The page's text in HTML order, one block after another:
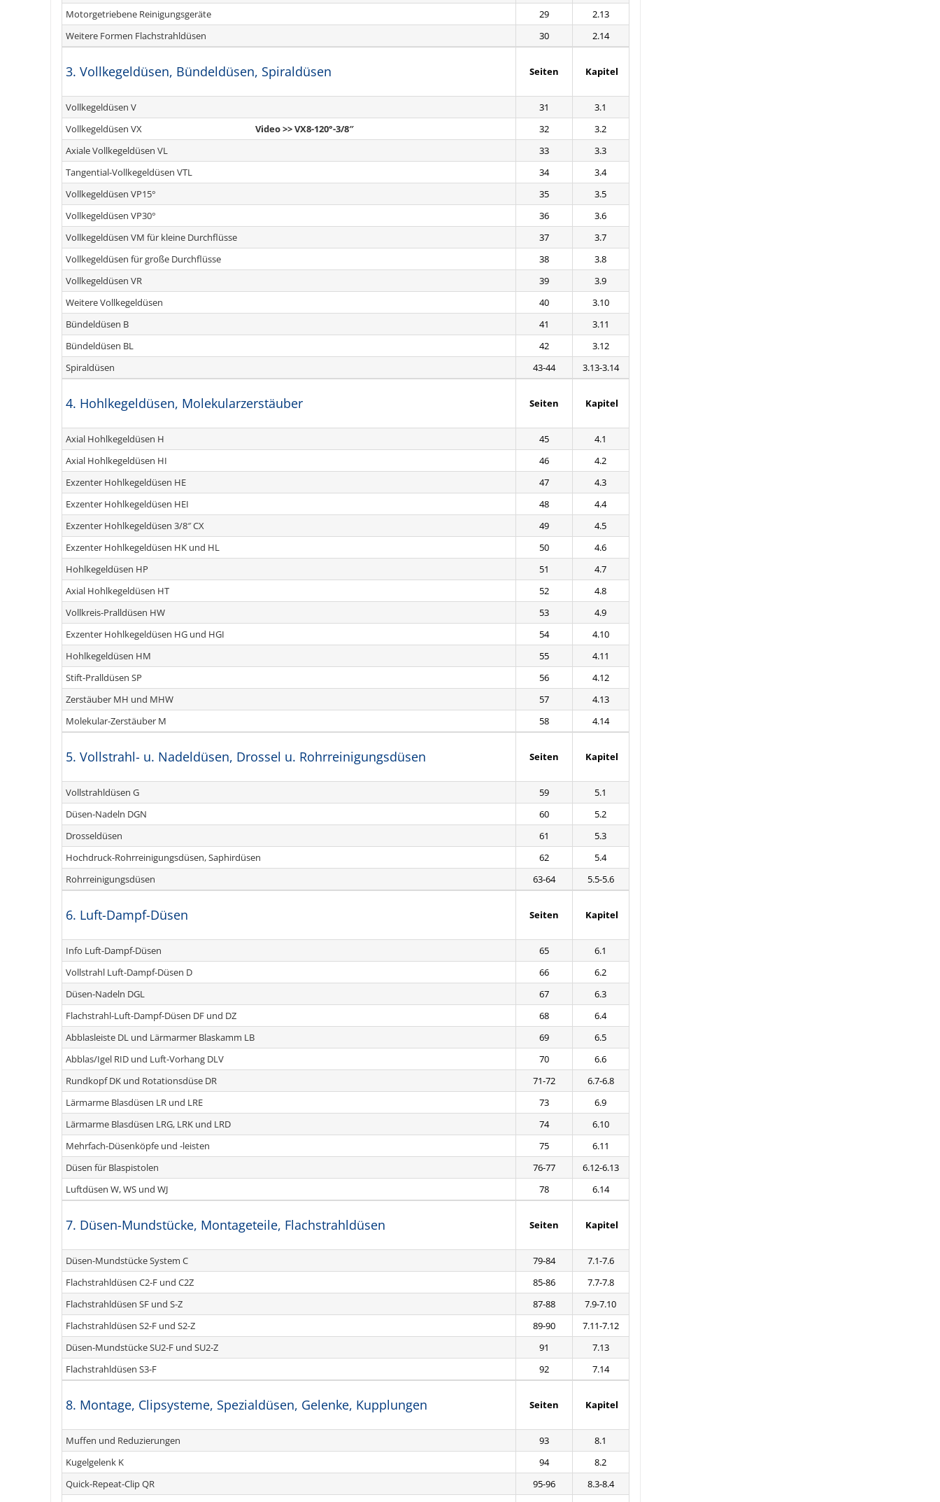
Motorgetriebene Reinigungsgeräte
29
2.13
Weitere Formen Flachstrahldüsen
30 2.14
3. Vollkegeldüsen, Bündeldüsen, Spiraldüsen Seiten Kapitel
Vollkegeldüsen V 31
3.1
Vollkegeldüsen VX
Video >> VX8-120°-3/8″ 32
3.2
Axiale Vollkegeldüsen VL
33
3.3
Tangential-Vollkegeldüsen VTL
34
3.4
Vollkegeldüsen VP15°
35
3.5
Vollkegeldüsen VP30°
36
3.6
Vollkegeldüsen VM für kleine Durchflüsse
37
3.7
Vollkegeldüsen für große Durchflüsse
38
3.8
Vollkegeldüsen VR
39
3.9
Weitere Vollkegeldüsen
40
3.10
Bündeldüsen B
41
3.11
Bündeldüsen BL
42
3.12
Spiraldüsen
43-44 3.13-3.14
4. Hohlkegeldüsen, Molekularzerstäuber Seiten Kapitel
Axial Hohlkegeldüsen H 45
4.1
Axial Hohlkegeldüsen HI
46
4.2
Exzenter Hohlkegeldüsen HE
47
4.3
Exzenter Hohlkegeldüsen HEI
48
4.4
Exzenter Hohlkegeldüsen 3/8″ CX
49
4.5
Exzenter Hohlkegeldüsen HK und HL
50
4.6
Hohlkegeldüsen HP
51
4.7
Axial Hohlkegeldüsen HT
52
4.8
Vollkreis-Pralldüsen HW
53
4.9
Exzenter Hohlkegeldüsen HG und HGI
54
4.10
Hohlkegeldüsen HM
55
4.11
Stift-Pralldüsen SP
56
4.12
Zerstäuber MH und MHW
57
4.13
Molekular-Zerstäuber M
58 4.14
5. Vollstrahl- u. Nadeldüsen, Drossel u. Rohrreinigungsdüsen Seiten Kapitel
Vollstrahldüsen G 59
5.1
Düsen-Nadeln DGN
60
5.2
Drosseldüsen
61
5.3
Hochdruck-Rohrreinigungsdüsen, Saphirdüsen
62
5.4
Rohrreinigungsdüsen
63-64 5.5-5.6
6. Luft-Dampf-Düsen Seiten Kapitel
Info Luft-Dampf-Düsen 65
6.1
Vollstrahl Luft-Dampf-Düsen D
66
6.2
Düsen-Nadeln DGL
67
6.3
Flachstrahl-Luft-Dampf-Düsen DF und DZ
68
6.4
Abblasleiste DL und Lärmarmer Blaskamm LB
69
6.5
Abblas/Igel RID und Luft-Vorhang DLV
70
6.6
Rundkopf DK und Rotationsdüse DR
71-72
6.7-6.8
Lärmarme Blasdüsen LR und LRE
73
6.9
Lärmarme Blasdüsen LRG, LRK und LRD
74
6.10
Mehrfach-Düsenköpfe und -leisten
75
6.11
Düsen für Blaspistolen
76-77
6.12-6.13
Luftdüsen W, WS und WJ
78 6.14
7. Düsen-Mundstücke, Montageteile, Flachstrahldüsen Seiten Kapitel
Düsen-Mundstücke System C 79-84
7.1-7.6
Flachstrahldüsen C2-F und C2Z
85-86
7.7-7.8
Flachstrahldüsen SF und S-Z
87-88
7.9-7.10
Flachstrahldüsen S2-F und S2-Z
89-90
7.11-7.12
Düsen-Mundstücke SU2-F und SU2-Z
91
7.13
Flachstrahldüsen S3-F
92 7.14
8. Montage, Clipsysteme, Spezialdüsen, Gelenke, Kupplungen Seiten Kapitel
Muffen und Reduzierungen 93
8.1
Kugelgelenk K
94
8.2
Quick-Repeat-Clip QR
95-96
8.3-8.4